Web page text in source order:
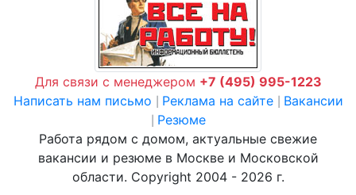
Для связи с менеджером +7 (495) 995-1223
Написать нам письмо
Реклама на сайте Вакансии
Резюме
Работа рядом с домом, актуальные свежие
вакансии и резюме в Москве и Московской
области. Copyright 2004 - 2026 г.